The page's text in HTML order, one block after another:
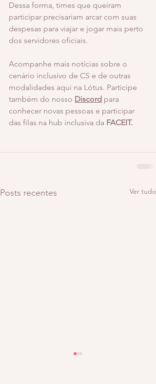
Dessa forma, times que queiram
participar precisariam arcar com suas
despesas para viajar e jogar mais perto
dos servidores oficiais.
Acompanhe mais notícias sobre o
cenário inclusivo de CS e de outras
modalidades aqui na Lótus. Participe
também do nosso Discord para
conhecer novas pessoas e participar
das filas na hub inclusiva da FACEIT.
Posts recentes Ver tudo